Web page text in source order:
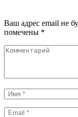
Ваш адрес email не
помечены *
Комментарий
Имя
*
Email